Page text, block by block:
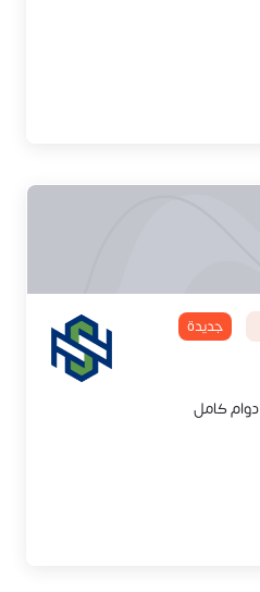
جديدة
دوام كامل